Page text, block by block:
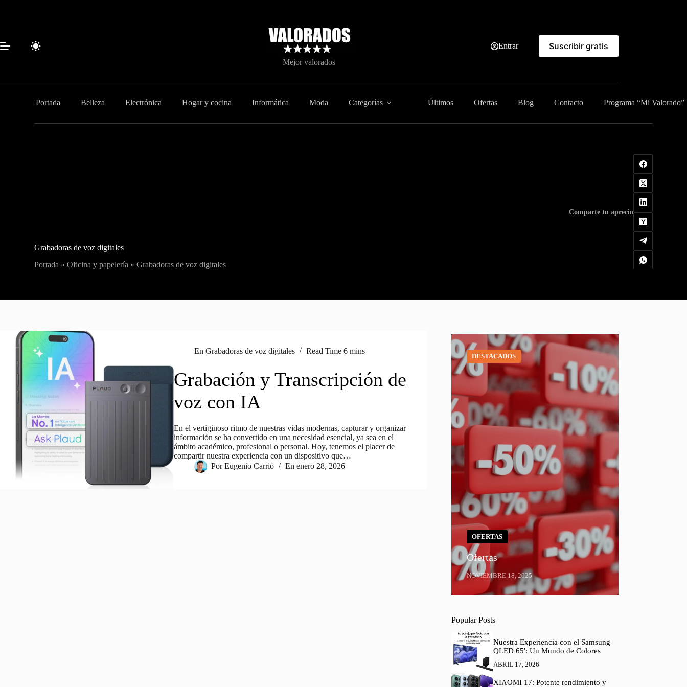
Mejor valorados
Entrar Suscribir gratis
Portada Belleza Electrónica Hogar y cocina Informática Moda Categorías Últimos Ofertas Blog Contacto Programa “Mi Valorado”
Grabadoras de voz digitales
Portada »Oficina y papelería »Grabadoras de voz digitales
Comparte tu aprecio
En Grabadoras de voz digitales Read Time 6 mins
Grabación y Transcripción de
voz con IA
En el vertiginoso ritmo de nuestras vidas modernas, capturar y organizar
información se ha convertido en una necesidad esencial, ya sea en el
ámbito académico, profesional o personal. Hoy, tenemos el placer de
compartir nuestra experiencia con un dispositivo que…
Por Eugenio Carrió En enero 28, 2026
DESTACADOS
OFERTAS
Ofertas
NOVIEMBRE 18, 2025
Popular Posts
Nuestra Experiencia con el Samsung
QLED 65′: Un Mundo de Colores
ABRIL 17, 2026
XIAOMI 17: Potente rendimiento y